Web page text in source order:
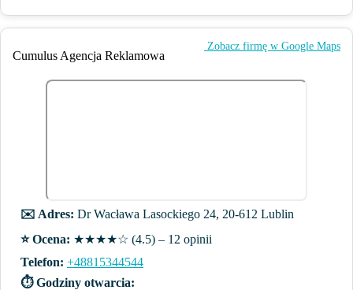
Cumulus Agencja Reklamowa
️ Zobacz firmę w Google Maps
✉️ Adres: Dr Wacława Lasockiego 24, 20-612 Lublin
⭐️ Ocena: ★★★★☆ (4.5) – 12 opinii
Telefon: +48815344544
⏱ Godziny otwarcia: